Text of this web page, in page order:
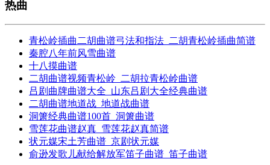
热曲
青松岭插曲二胡曲谱弓法和指法_二胡青松岭插曲简谱
秦腔八年前风雪曲谱
十八摸曲谱
二胡曲谱视频青松岭_二胡拉青松岭曲谱
吕剧曲牌曲谱大全_山东吕剧大全经典曲谱
二胡曲谱地道战_地道战曲谱
洞箫经典曲谱100首_洞箫曲谱
雪莲花曲谱赵真_雪莲花赵真简谱
状元媒宋土芳曲谱_京剧状元媒
俞逊发歌儿献给解放军笛子曲谱_笛子曲谱